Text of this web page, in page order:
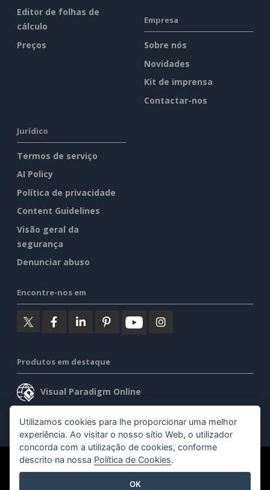
Editor de folhas de
cálculo
Preços
Empresa
Sobre nós
Novidades
Kit de imprensa
Contactar-nos
Jurídico
Termos de serviço
AI Policy
Política de privacidade
Content Guidelines
Visão geral da
segurança
Denunciar abuso
Encontre-nos em
Produtos em destaque
Visual Paradigm Online
Visual Paradigm Desktop
©2026 by Visual Paradigm. Todos os direitos reservados.
Utilizamos cookies para lhe proporcionar uma melhor
experiência. Ao visitar o nosso sítio Web, o utilizador
concorda com a utilização de cookies, conforme
descrito na nossa Política de Cookies.
OK